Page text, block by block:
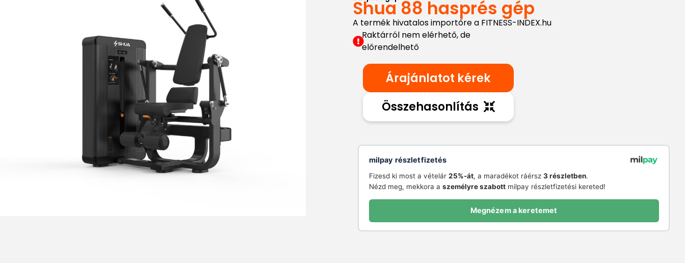
Shua 88 hasprés gép
A termék hivatalos importőre a FITNESS-INDEX.hu
Raktárról nem elérhető, de
előrendelhető
Árajánlatot kérek
Összehasonlítás
milpay részletfizetés
Fizesd ki most a vételár 25%-át, a maradékot ráérsz 3 részletben.
Nézd meg, mekkora a személyre szabottmilpay részletfizetési kereted!
Megnézem a keretemet